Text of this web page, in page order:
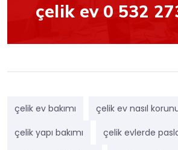
çelik ev 0 532
çelik ev bakımı
çelik ev nasıl
çelik yapı bakımı
çelik evlerde